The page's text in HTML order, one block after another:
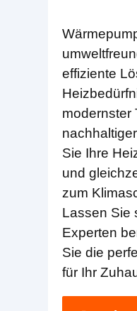
effiziente
modernster
Sie Ihre
und
zum
Lassen Sie
Experten
Sie die
für Ihr